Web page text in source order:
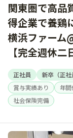
関東圏で高品
得企業で養鶏
横浜ファーム
【完全週休
正社員 新卒（正社
賞与実績あり
年
社会保険完備